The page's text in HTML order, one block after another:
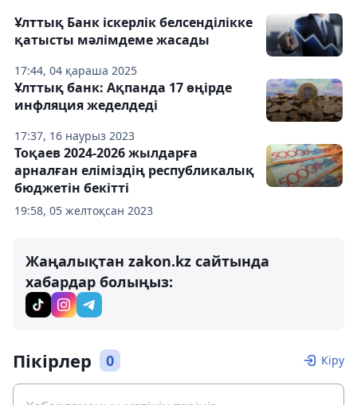
17:44, 04 қараша 2025
Ұлттық Банк іскерлік белсенділікке
қатысты мәлімдеме жасады
17:37, 16 наурыз 2023
Ұлттық банк: Ақпанда 17 өңірде
инфляция жеделдеді
19:58, 05 желтоқсан 2023
Тоқаев 2024-2026 жылдарға
арналған еліміздің республикалық
бюджетін бекітті
Жаңалықтан zakon.kz сайтында
хабардар болыңыз:
Пікірлер 0 Кіру